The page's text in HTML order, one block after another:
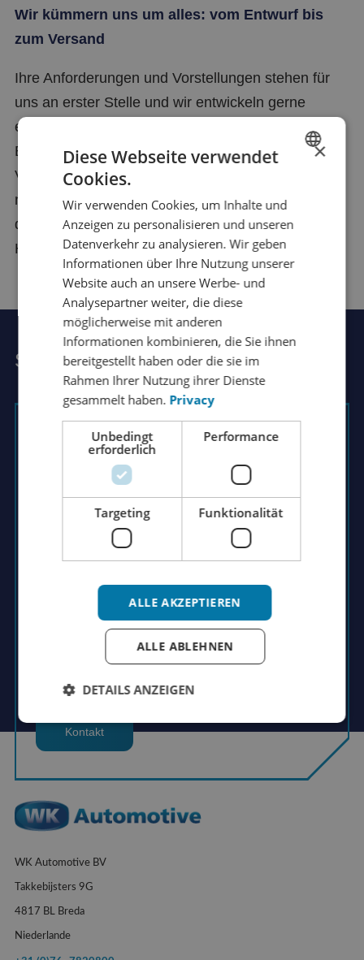
Wir kümmern uns um alles: vom Entwurf bis
zum Versand
Ihre Anforderungen und Vorstellungen stehen für
uns an erster Stelle und wir entwickeln gerne
effektive und funktionelle Designs für Sie. Bei
Bedarf können wir auch den Druck und den
Versand übernehmen. In jedes Land. Sie haben
nur einen einzigen Ansprechpartner und können
darauf vertrauen, dass alles klappt.
Hundertprozentig!
Stellen Sie Rutger Ihre Frage
Rutger Groenendijk
Geschäftsführender Direktor
Haben Sie Fragen zu unseren Produkten
und Dienstleistungen? Möchten Sie erfahren,
was wir für Sie tun können? Gerne
ein persönliches Kennenlernen!
+31 (0)162 431 469
Kontakt
WK Automotive BV
Takkebijsters 9G
4817 BL Breda
Niederlande
FRENCH
GERMAN
SPANISH
RUSSIAN
ITALIAN
KOREAN
×
Diese Webseite verwendet
Cookies.
Wir verwenden Cookies, um Inhalte und
Anzeigen zu personalisieren und unseren
Datenverkehr zu analysieren. Wir geben
Informationen über Ihre Nutzung unserer
Website auch an unsere Werbe- und
Analysepartner weiter, die diese
möglicherweise mit anderen
Informationen kombinieren, die Sie ihnen
bereitgestellt haben oder die sie im
Rahmen Ihrer Nutzung ihrer Dienste
gesammelt haben. Privacy
Unbedingt
erforderlich
Performance
Targeting Funktionalität
ALLE AKZEPTIEREN
ALLE ABLEHNEN
DETAILS ANZEIGEN